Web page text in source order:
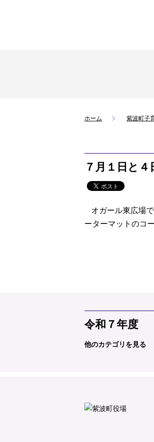
ホーム 紫波町子
７月１日と
オガール東広場
ーターマットのコ
令和７年度
他のカテゴリを見る